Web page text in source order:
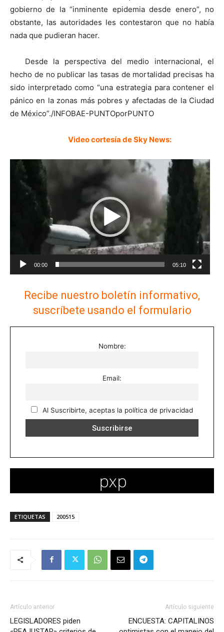
gobierno de la “inminente epidemia desde enero”, no
obstante, las autoridades les contestaron que no había
nada que pudieran hacer.
Desde la perspectiva del medio internacional, el
hecho de no publicar las tasas de mortalidad precisas ha
sido interpretado como “una estrategia para contener el
pánico en la zonas más pobres y afectadas de la Ciudad
de México”./INFOBAE-PUNTOporPUNTO
Video cortesía de Sky News:
Reproductor
vídeo
00:00 05:10
Recibe nuestro boletín informativo,
suscríbete usando el formulario
Nombre:
Email:
Al Suscribirte, aceptas la política de privacidad
ETIQUETAS 200515
Artículo anterior
LEGISLADORES piden
Artículo siguiente
ENCUESTA: CAPITALINOS